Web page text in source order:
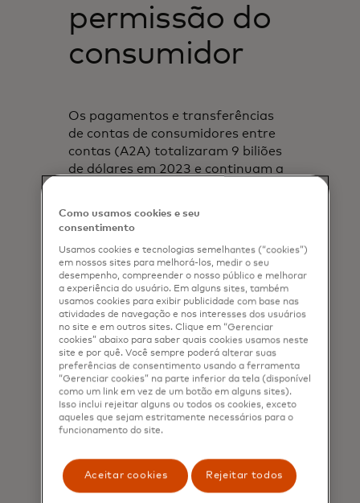
permissão do
consumidor
Os pagamentos e transferências
de contas de consumidores entre
contas (A2A) totalizaram 9 biliões
de dólares em 2023 e continuam a
Nacha, impulsionados pela escolha
pagamento rápidas e convenientes.
Pagamentos não efetuados e
cobranças fraudulentas podem ser
dispendiosos e demorados a
resolver. Por conseguinte, é crucial
proteger os pagamentos A2A com
insights e análises que minimizem
os riscos e os custos.
Garantir pagamentos digitais
seguros e bem-sucedidos começa
validação de contas para verificar
detalhes críticos, como o tipo de
Como usamos cookies e seu
consentimento
Usamos cookies e tecnologias semelhantes (“cookies”)
em nossos sites para melhorá-los, medir o seu
desempenho, compreender o nosso público e melhorar
a experiência do usuário. Em alguns sites, também
usamos cookies para exibir publicidade com base nas
atividades de navegação e nos interesses dos usuários
no site e em outros sites. Clique em “Gerenciar
cookies” abaixo para saber quais cookies usamos neste
site e por quê. Você sempre poderá alterar suas
preferências de consentimento usando a ferramenta
“Gerenciar cookies” na parte inferior da tela (disponível
como um link em vez de um botão em alguns sites).
Isso inclui rejeitar alguns ou todos os cookies, exceto
aqueles que sejam estritamente necessários para o
funcionamento do site.
Aceitar cookies Rejeitar todos